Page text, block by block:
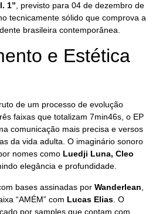
1” , previsto para 04 de dezembro de
tecnicamente sólido que comprova a
brasileira contemporânea.
e Estética
de um processo de evolução
faixas que totalizam 7min46s, o EP
comunicação mais precisa e versos
da vida adulta. O imaginário sonoro
nomes como Luedji Luna, Cleo
elegância e profundidade.
bases assinadas por Wanderlean
“AMÉM” com Lucas Elias . O
por samples que contam com